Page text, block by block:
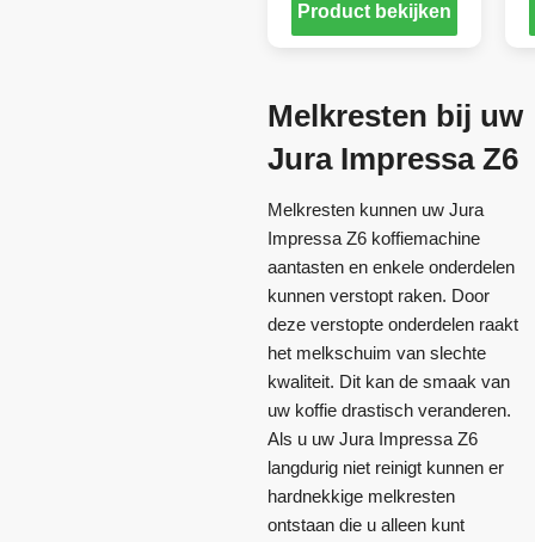
Product bekijken
Melkresten bij uw
Jura Impressa Z6
Melkresten kunnen uw Jura
Impressa Z6 koffiemachine
aantasten en enkele onderdelen
kunnen verstopt raken. Door
deze verstopte onderdelen raakt
het melkschuim van slechte
kwaliteit. Dit kan de smaak van
uw koffie drastisch veranderen.
Als u uw Jura Impressa Z6
langdurig niet reinigt kunnen er
hardnekkige melkresten
ontstaan die u alleen kunt